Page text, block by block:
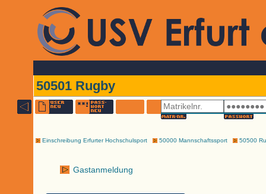
50501 Rugby
Einschreibung Erfurter Hochschulsport 50000 Mannschaftssport 50500
Gastanmeldung